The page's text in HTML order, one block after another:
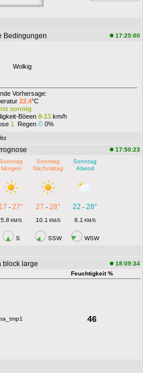
Bedingungen 17:25:00
Wolkig
Vorhersage:
22.4°C
sonnig
Böeen 8-13km/h
1 Regen 0%
17:50:23
Sonntag
Morgen
Sonntag
Nachmittag
Sonntag
Abend
17 -27° 27 -28° 22 -28°
5.8 KM/S 10.1 KM/S 6.1 KM/S
S SSW WSW
block large
18:09:34
Feuchtigkeit %
46